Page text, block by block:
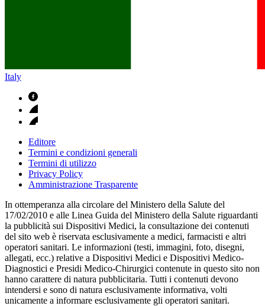
Italy
Editore
Termini e condizioni generali
Termini di utilizzo
Privacy Policy
Amministrazione Trasparente
In ottemperanza alla circolare del Ministero della Salute del
17/02/2010 e alle Linea Guida del Ministero della Salute riguardanti
la pubblicità sui Dispositivi Medici, la consultazione dei contenuti
del sito web è riservata esclusivamente a medici, farmacisti e altri
operatori sanitari. Le informazioni (testi, immagini, foto, disegni,
allegati, ecc.) relative a Dispositivi Medici e Dispositivi Medico-
Diagnostici e Presidi Medico-Chirurgici contenute in questo sito non
hanno carattere di natura pubblicitaria. Tutti i contenuti devono
intendersi e sono di natura esclusivamente informativa, volti
unicamente a informare esclusivamente gli operatori sanitari.